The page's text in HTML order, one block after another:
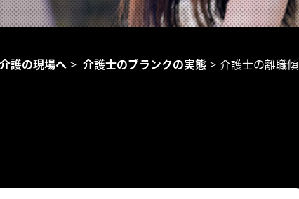
護の現場へ > 介護士のブランクの実態 > 介護士の離職傾